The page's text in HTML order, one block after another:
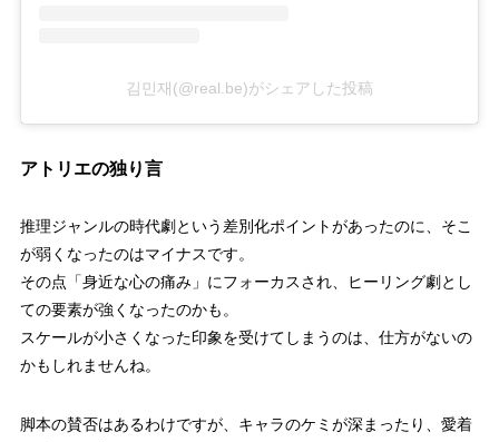
김민재(@real.be)がシェアした投稿
アトリエの独り言
推理ジャンルの時代劇という差別化ポイントがあったのに、そこ
が弱くなったのはマイナスです。
その点「身近な心の痛み」にフォーカスされ、ヒーリング劇とし
ての要素が強くなったのかも。
スケールが小さくなった印象を受けてしまうのは、仕方がないの
かもしれませんね。
脚本の賛否はあるわけですが、キャラのケミが深まったり、愛着